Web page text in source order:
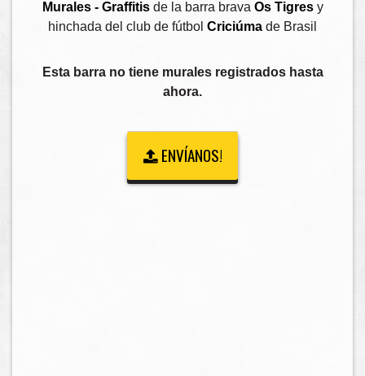
Murales - Graffitisde la barra brava Os Tigresy
hinchada del club de fútbol Criciúma de Brasil
Esta barra no tiene murales registrados hasta
ahora.
ENVÍANOS!